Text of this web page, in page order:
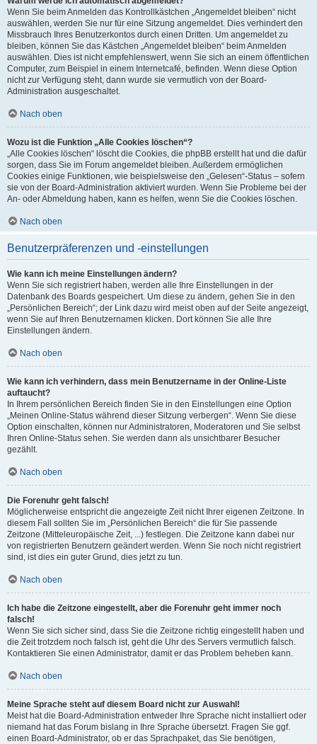
Wenn Sie beim Anmelden das Kontrollkästchen „Angemeldet bleiben“ nicht
auswählen, werden Sie nur für eine Sitzung angemeldet. Dies verhindert den
Missbrauch Ihres Benutzerkontos durch einen Dritten. Um angemeldet zu
bleiben, können Sie das Kästchen „Angemeldet bleiben“ beim Anmelden
auswählen. Dies ist nicht empfehlenswert, wenn Sie sich an einem öffentlichen
Computer, zum Beispiel in einem Internetcafé, befinden. Wenn diese Option
nicht zur Verfügung steht, dann wurde sie vermutlich von der Board-
Administration ausgeschaltet.
Nach oben
Wozu ist die Funktion „Alle Cookies löschen“?
„Alle Cookies löschen“ löscht die Cookies, die phpBB erstellt hat und die dafür
sorgen, dass Sie im Forum angemeldet bleiben. Außerdem ermöglichen
Cookies einige Funktionen, wie beispielsweise den „Gelesen“-Status – sofern
sie von der Board-Administration aktiviert wurden. Wenn Sie Probleme bei der
An- oder Abmeldung haben, kann es helfen, wenn Sie die Cookies löschen.
Nach oben
Benutzerpräferenzen und -einstellungen
Wie kann ich meine Einstellungen ändern?
Wenn Sie sich registriert haben, werden alle Ihre Einstellungen in der
Datenbank des Boards gespeichert. Um diese zu ändern, gehen Sie in den
„Persönlichen Bereich“; der Link dazu wird meist oben auf der Seite angezeigt,
wenn Sie auf Ihren Benutzernamen klicken. Dort können Sie alle Ihre
Einstellungen ändern.
Nach oben
Wie kann ich verhindern, dass mein Benutzername in der Online-Liste
auftaucht?
In Ihrem persönlichen Bereich finden Sie in den Einstellungen eine Option
„Meinen Online-Status während dieser Sitzung verbergen“. Wenn Sie diese
Option einschalten, können nur Administratoren, Moderatoren und Sie selbst
Ihren Online-Status sehen. Sie werden dann als unsichtbarer Besucher
gezählt.
Nach oben
Die Forenuhr geht falsch!
Möglicherweise entspricht die angezeigte Zeit nicht Ihrer eigenen Zeitzone. In
diesem Fall sollten Sie im „Persönlichen Bereich“ die für Sie passende
Zeitzone (Mitteleuropäische Zeit, ...) festlegen. Die Zeitzone kann dabei nur
von registrierten Benutzern geändert werden. Wenn Sie noch nicht registriert
sind, ist dies ein guter Grund, dies jetzt zu tun.
Nach oben
Ich habe die Zeitzone eingestellt, aber die Forenuhr geht immer noch
falsch!
Wenn Sie sich sicher sind, dass Sie die Zeitzone richtig eingestellt haben und
die Zeit trotzdem noch falsch ist, geht die Uhr des Servers vermutlich falsch.
Kontaktieren Sie einen Administrator, damit er das Problem beheben kann.
Nach oben
Meine Sprache steht auf diesem Board nicht zur Auswahl!
Meist hat die Board-Administration entweder Ihre Sprache nicht installiert oder
niemand hat das Forum bislang in Ihre Sprache übersetzt. Fragen Sie ggf.
einen Board-Administrator, ob er das Sprachpaket, das Sie benötigen,